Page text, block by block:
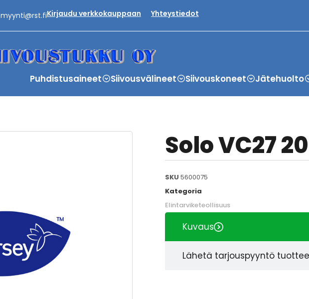
myynti@rst.fiKirjaudu verkkokauppaan Yhteystiedot
Puhdistusaineet Siivousvälineet Siivouskoneet Jätehuolto
Solo VC27
SKU 5600075
Kategoria
Elintarviketeollisuus
Kuvaus
Lähetä tarjouspyyntö